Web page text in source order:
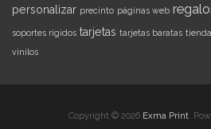
personalizar precinto páginas web
soportes rígidos tarjetas tarjetas baratas
vinilos
Copyright © 2026 Exma Print.